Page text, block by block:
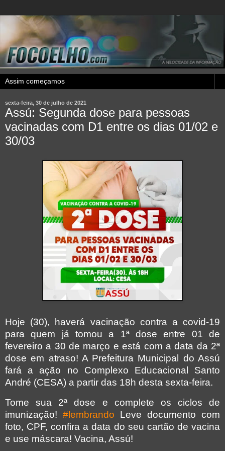
sexta-feira, 30 de julho de 2021
Assú: Segunda dose para pessoas
vacinadas com D1 entre os dias 01/02 e
30/03
Hoje (30), haverá vacinação contra a covid-19
para quem já tomou a 1ª dose entre 01 de
fevereiro a 30 de março e está com a data da 2ª
dose em atraso! A Prefeitura Municipal do Assú
fará a ação no Complexo Educacional Santo
André (CESA) a partir das 18h desta sexta-feira.
Tome sua 2ª dose e complete os ciclos de
imunização! #lembrando Leve documento com
foto, CPF, confira a data do seu cartão de vacina
e use máscara! Vacina, Assú!